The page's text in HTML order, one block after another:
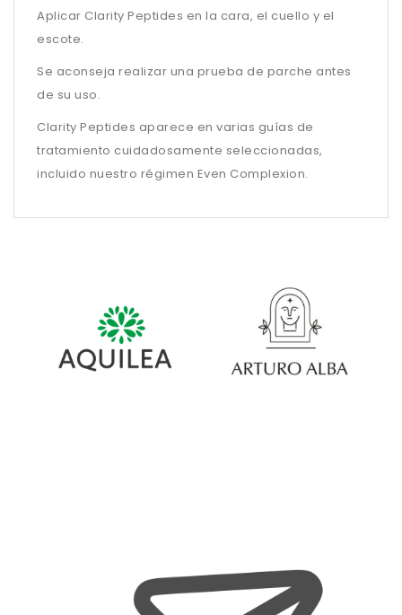
Aplicar Clarity Peptides en la cara, el cuello y el
escote.
Se aconseja realizar una prueba de parche antes
de su uso.
Clarity Peptides aparece en varias guías de
tratamiento cuidadosamente seleccionadas,
incluido nuestro régimen Even Complexion.